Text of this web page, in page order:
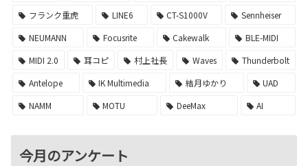
フランク重虎
LINE6 CT-S1000V
Sennheiser
NEUMANN
Focusrite Cakewalk
BLE-MIDI
MIDI 2.0
耳コピ 村上社長 Waves
Thunderbolt
Antelope
IK Multimedia 結月ゆかり
UAD
NAMM
MOTU DeeMax AI
今月のアンケート